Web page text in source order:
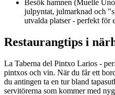
Besök hamnen (Muelle
julpyntat, julmarknad och
utvalda platser - perfekt för
Restaurangtips i
La Taberna del Pintxo Larios -
pintxos och vin. När du får ett
du antingen ta en tur bland
servitörerna som kommer med